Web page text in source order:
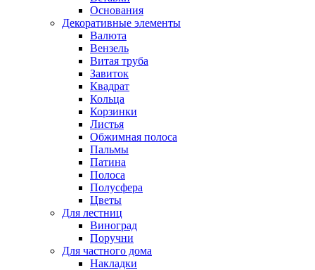
Основания
Декоративные элементы
Валюта
Вензель
Витая труба
Завиток
Квадрат
Кольца
Корзинки
Листья
Обжимная полоса
Пальмы
Патина
Полоса
Полусфера
Цветы
Для лестниц
Виноград
Поручни
Для частного дома
Накладки